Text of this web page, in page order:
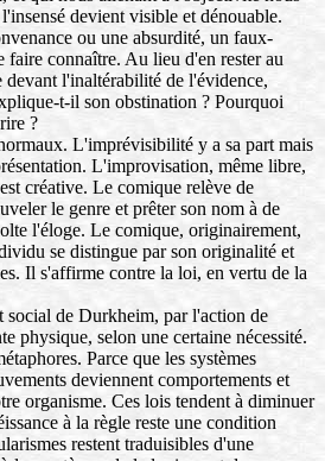
devient visible et dénouable.
ou une absurdité, un faux-
connaître. Au lieu d'en rester au
l'inaltérabilité de l'évidence,
t-il son obstination ? Pourquoi
?
L'imprévisibilité y a sa part mais
L'improvisation, même libre,
créative. Le comique relève de
le genre et prêter son nom à de
l'éloge. Le comique, originairement,
se distingue par son originalité et
Il s'affirme contre la loi, en vertu de la
social de Durkheim, par l'action de
physique, selon une certaine nécessité.
Parce que les systèmes
deviennent comportements et
organisme. Ces lois tendent à diminuer
à la règle reste une condition
restent traduisibles d'une